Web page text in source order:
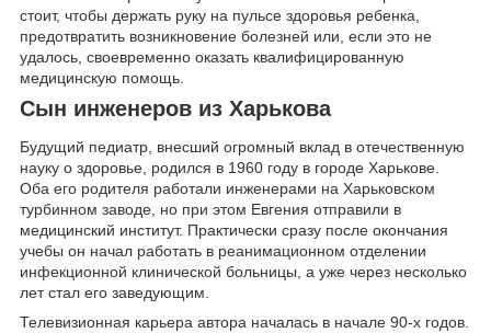
стоит, чтобы держать руку на пульсе здоровья ребенка,
предотвратить возникновение болезней или, если это не
удалось, своевременно оказать квалифицированную
медицинскую помощь.
Сын инженеров из Харькова
Будущий педиатр, внесший огромный вклад в отечественную
науку о здоровье, родился в 1960 году в городе Харькове.
Оба его родителя работали инженерами на Харьковском
турбинном заводе, но при этом Евгения отправили в
медицинский институт. Практически сразу после окончания
учебы он начал работать в реанимационном отделении
инфекционной клинической больницы, а уже через несколько
лет стал его заведующим.
Телевизионная карьера автора началась в начале 90-х годов.